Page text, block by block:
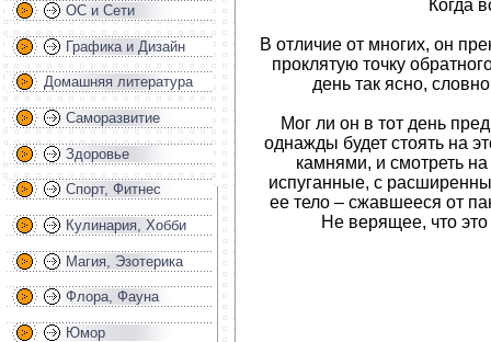
ОС и Сети
Графика и Дизайн
Домашняя литература
Саморазвитие
Здоровье
Спорт, Фитнес
Кулинария, Хобби
Магия, Эзотерика
Флора, Фауна
Юмор
Когда
В отличие от многих, он
проклятую точку
день так ясно,
Мог ли он в тот день
однажды будет стоять на
камнями, и смотреть
испуганные, с
ее тело – сжавшееся от
Не верящее, что